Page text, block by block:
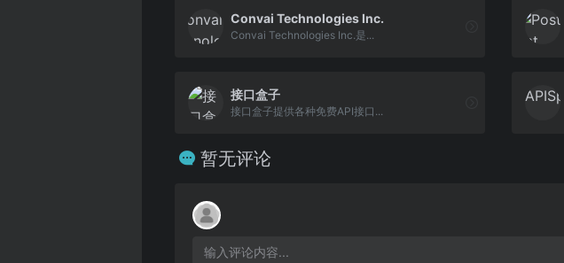
Convai Technologies Inc.
Convai Technologies Inc.是...
接口盒子
接口盒子提供各种免费API接口...
暂无评论